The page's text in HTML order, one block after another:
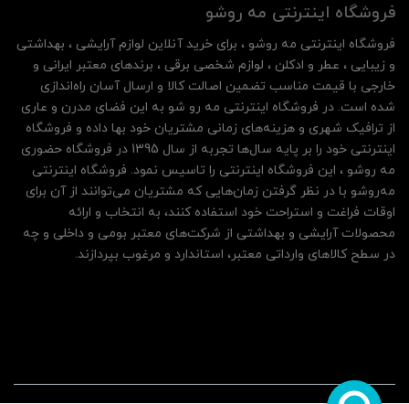
فروشگاه اینترنتی مه‌ رو‌شو
فروشگاه اینترنتی مه‌ رو‌شو ، برای خرید آنلاین لوازم آرایشی ، بهداشتی
و زیبایی ، عطر و ادکلن ، لوازم شخصی برقی ، برندهای معتبر ایرانی و
خارجی با قیمت مناسب تضمین اصالت کالا و ارسال آسان راه‌اندازی
شده است. در فروشگاه اینترنتی مه رو شو به این فضای مدرن و عاری
از ترافیک شهری و هزینه‌های زمانی مشتریان خود بها داده و فروشگاه
اینترنتی خود را بر پایه سال‌ها تجربه از سال 1395 در فروشگاه حضوری
مه روشو ، این فروشگاه اینترنتی را تاسیس نمود. فروشگاه اینترنتی
مه‌رو‌شو با در نظر گرفتن زمان‌هایی که مشتریان می‌توانند از آن‌ برای
اوقات فراغت و استراحت خود استفاده کنند، به انتخاب و ارائه
محصولات آرایشی و بهداشتی از شرکت‌های معتبر بومی و داخلی و چه
در سطح کالاهای وارداتی معتبر، استاندارد و مرغوب بپردازند.